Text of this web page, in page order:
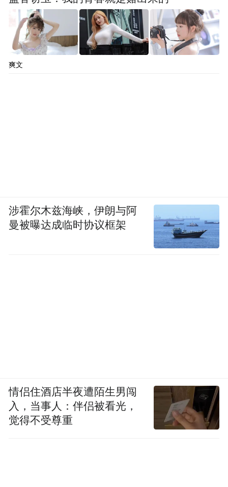
爽文
涉霍尔木兹海峡，伊朗与阿
曼被曝达成临时协议框架
情侣住酒店半夜遭陌生男闯
入，当事人：伴侣被看光，
觉得不受尊重